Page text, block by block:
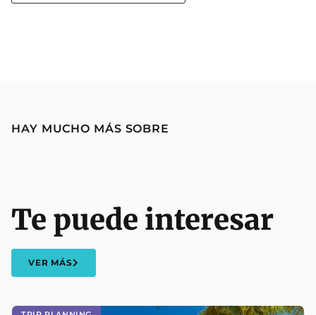
HAY MUCHO MÁS SOBRE
Te puede interesar
VER MÁS